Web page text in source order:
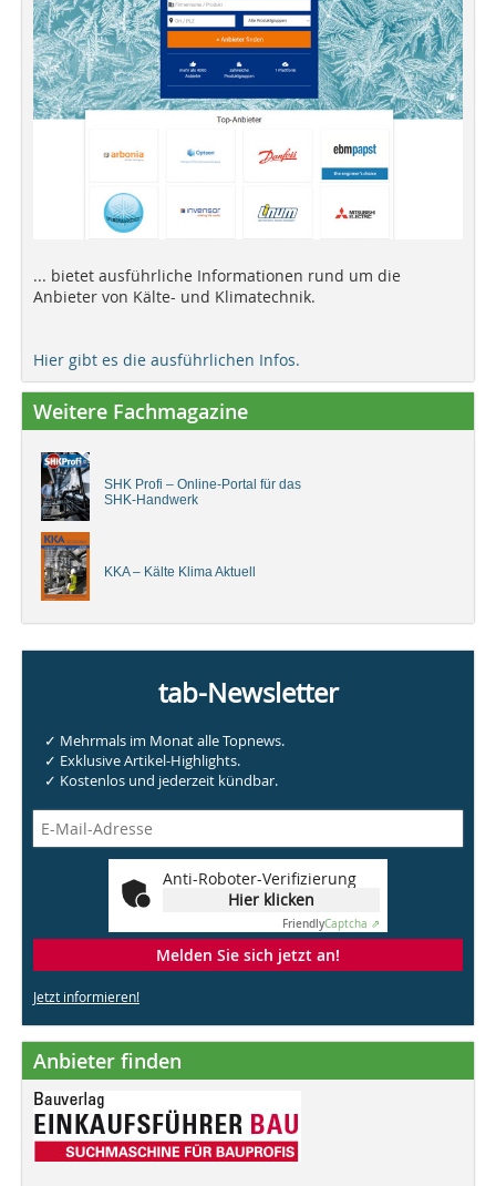
... bietet ausführliche Informationen rund um die
Anbieter von Kälte- und Klimatechnik.
Hier gibt es die ausführlichen Infos.
Weitere Fachmagazine
SHK Profi – Online-Portal für das
SHK-Handwerk
KKA – Kälte Klima Aktuell
tab-Newsletter
✓ Mehrmals im Monat alle Topnews.
✓ Exklusive Artikel-Highlights.
✓ Kostenlos und jederzeit kündbar.
Anti-Roboter-Verifizierung
Hier klicken
FriendlyCaptcha ⇗
Melden Sie sich jetzt an!
Jetzt informieren!
Anbieter finden